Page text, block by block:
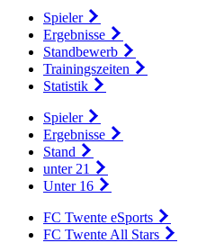
Spieler
Ergebnisse
Standbewerb
Trainingszeiten
Statistik
Spieler
Ergebnisse
Stand
unter 21
Unter 16
FC Twente eSports
FC Twente All Stars